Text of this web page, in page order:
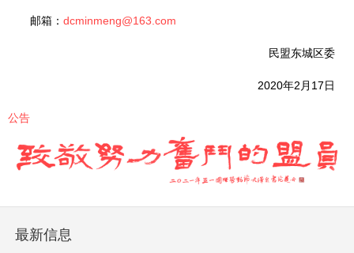
邮箱： dcminmeng@163.com
民盟东城区委
2020年2月17日
公告
最新信息